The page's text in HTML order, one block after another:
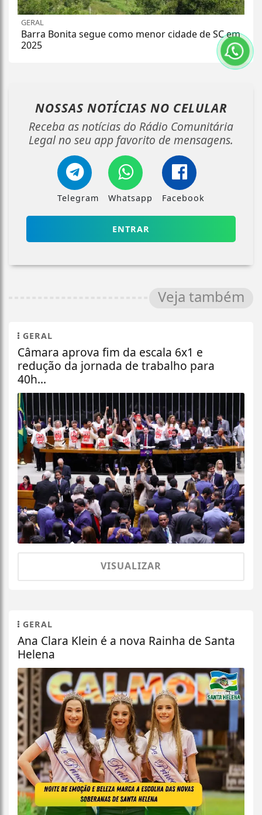
GERAL
Barra Bonita segue como menor cidade de SC em
2025
NOSSAS NOTÍCIAS NO CELULAR
Receba as notícias do Rádio Comunitária
Legal no seu app favorito de mensagens.
Telegram Whatsapp Facebook
ENTRAR
Veja também
GERAL
Câmara aprova fim da escala 6x1 e
redução da jornada de trabalho para
40h...
VISUALIZAR
GERAL
Ana Clara Klein é a nova Rainha de Santa
Helena